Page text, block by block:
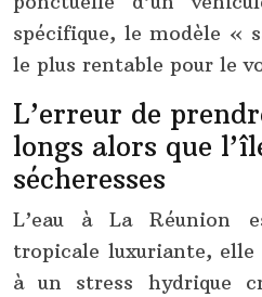
spécifique, le modèle «
le plus rentable pour le
L’erreur de
longs alors que
sécheresses
L’eau à La Réunion
tropicale luxuriante,
à un stress hydrique